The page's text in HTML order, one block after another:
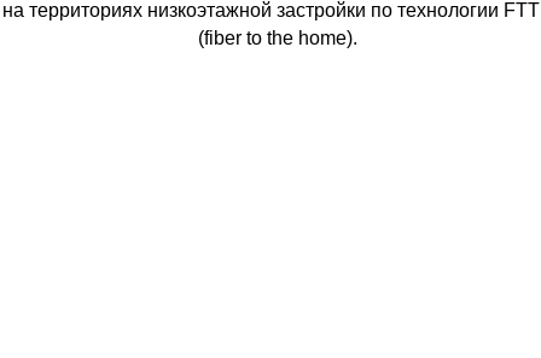
на территориях низкоэтажной застройки по технологии
(fiber to the home).